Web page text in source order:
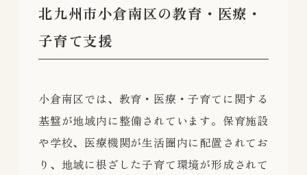
北九州市小倉南区の教育・医療・
子育て支援
小倉南区では、教育・医療・子育てに関する
基盤が地域内に整備されています。保育施設
や学校、医療機関が生活圏内に配置されてお
り、地域に根ざした子育て環境が形成されて